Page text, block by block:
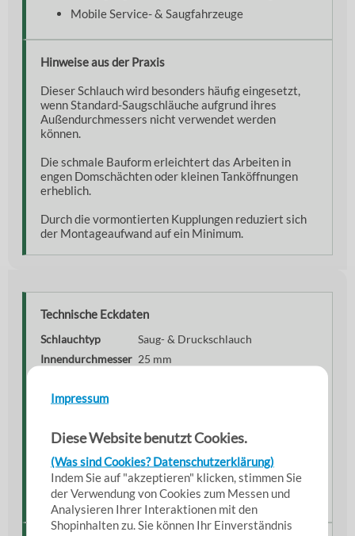
Impressum
Diese Website benutzt Cookies.
(Was sind Cookies? Datenschutzerklärung)
Indem Sie auf "akzeptieren" klicken, stimmen Sie
der Verwendung von Cookies zum Messen und
Analysieren Ihrer Interaktionen mit den
Shopinhalten zu. Sie können Ihr Einverständnis
Mobile Service- & Saugfahrzeuge
Hinweise aus der Praxis
Dieser Schlauch wird besonders häufig eingesetzt,
wenn Standard-Saugschläuche aufgrund ihres
Außendurchmessers nicht verwendet werden
können.
Die schmale Bauform erleichtert das Arbeiten in
engen Domschächten oder kleinen Tanköffnungen
erheblich.
Durch die vormontierten Kupplungen reduziert sich
der Montageaufwand auf ein Minimum.
Technische Eckdaten
Schlauchtyp
Saug- & Druckschlauch
Innendurchmesser 25 mm
Wandstärke
Gewebeeinlage
Kupplung
2× MK-50 Messing
Anschluss
1" Schlauchstutzen
Norm
TW / Tankwagenkupplung